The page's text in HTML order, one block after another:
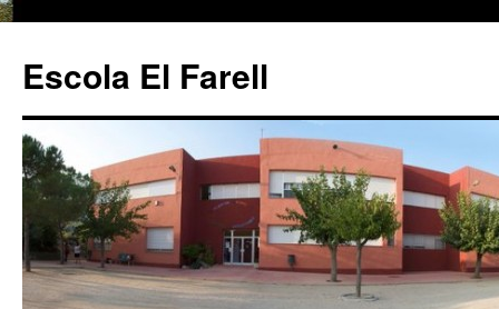
Escola El Farell